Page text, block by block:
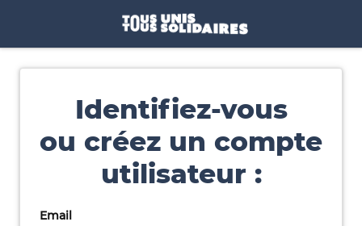
Identifiez-vous
ou créez un compte
utilisateur :
Email